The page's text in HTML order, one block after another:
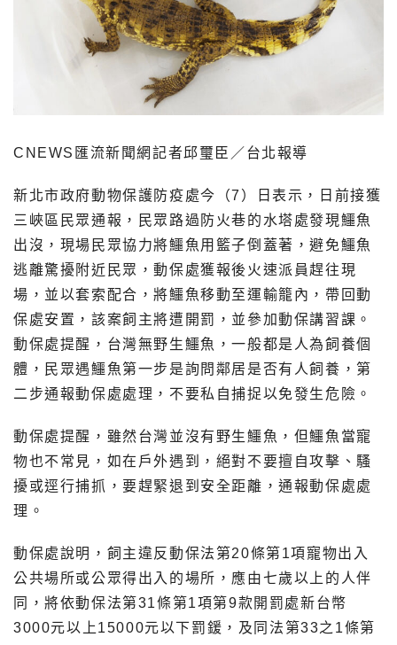
CNEWS匯流新聞網記者邱璽臣／台北報導
新北市政府動物保護防疫處今（7）日表示，日前接獲
三峽區民眾通報，民眾路過防火巷的水塔處發現鱷魚
出沒，現場民眾協力將鱷魚用籃子倒蓋著，避免鱷魚
逃離驚擾附近民眾，動保處獲報後火速派員趕往現
場，並以套索配合，將鱷魚移動至運輸籠內，帶回動
保處安置，該案飼主將遭開罰，並參加動保講習課。
動保處提醒，台灣無野生鱷魚，一般都是人為飼養個
體，民眾遇鱷魚第一步是詢問鄰居是否有人飼養，第
二步通報動保處處理，不要私自捕捉以免發生危險。
動保處提醒，雖然台灣並沒有野生鱷魚，但鱷魚當寵
物也不常見，如在戶外遇到，絕對不要擅自攻擊、騷
擾或逕行捕抓，要趕緊退到安全距離，通報動保處處
理。
動保處說明，飼主違反動保法第20條第1項寵物出入
公共場所或公眾得出入的場所，應由七歲以上的人伴
同，將依動保法第31條第1項第9款開罰處新台幣
3000元以上15000元以下罰鍰，及同法第33之1條第